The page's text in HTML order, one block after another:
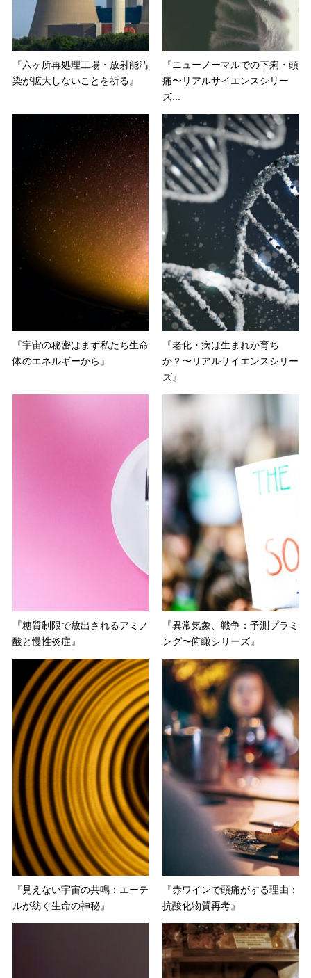
『六ヶ所再処理工場・放射能汚
染が拡大しないことを祈る』
『ニューノーマルでの下痢・頭
痛〜リアルサイエンスシリー
ズ...
『宇宙の秘密はまず私たち生命
体のエネルギーから』
『老化・病は生まれか育ち
か？〜リアルサイエンスシリー
ズ』
『糖質制限で放出されるアミノ
酸と慢性炎症』
『異常気象、戦争：予測プラミ
ング〜俯瞰シリーズ』
『見えない宇宙の共鳴：エーテ
ルが紡ぐ生命の神秘』
『赤ワインで頭痛がする理由：
抗酸化物質再考』